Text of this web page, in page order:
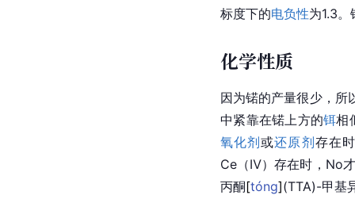
标度下的电负性为1.3
化学性质
因为锘的产量很少，所
中紧靠在锘上方的铒相
氧化剂或还原剂存在
Ce（Ⅳ）存在时，No
丙酮[tóng](TTA)-甲基